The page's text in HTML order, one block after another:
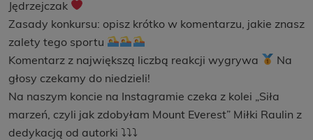
Jędrzejczak
Zasady konkursu: opisz krótko w komentarzu, jakie znasz
zalety tego sportu
Komentarz z największą liczbą reakcji wygrywa
Na
głosy czekamy do niedzieli!
Na naszym koncie na Instagramie czeka z kolei „Siła
marzeń, czyli jak zdobyłam Mount Everest” Miłki Raulin z
dedykacją od autorki ⤵⤵⤵